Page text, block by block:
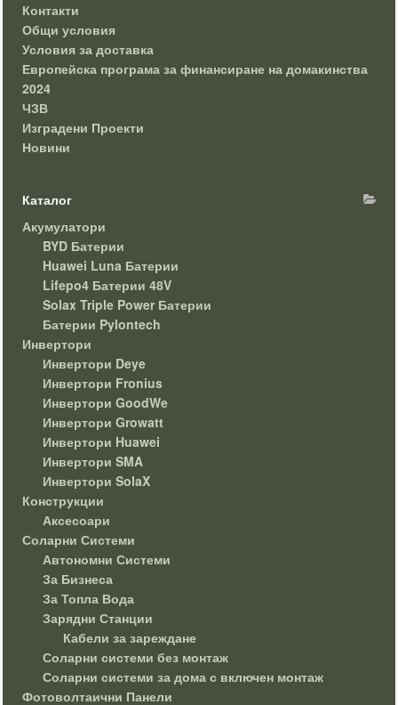
Контакти
Общи условия
Условия за доставка
Европейска програма за финансиране на домакинства
2024
ЧЗВ
Изградени Проекти
Новини
Каталог
Акумулатори
BYD Батерии
Huawei Luna Батерии
Lifepo4 Батерии 48V
Solax Triple Power Батерии
Батерии Pylontech
Инвертори
Инвертори Deye
Инвертори Fronius
Инвертори GoodWe
Инвертори Growatt
Инвертори Huawei
Инвертори SMA
Инвертори SolaX
Конструкции
Аксесоари
Соларни Системи
Автономни Системи
За Бизнеса
За Топла Вода
Зарядни Станции
Кабели за зареждане
Соларни системи без монтаж
Соларни системи за дома с включен монтаж
Фотоволтаични Панели